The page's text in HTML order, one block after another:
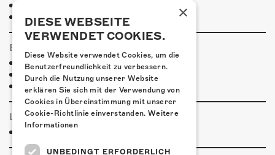
Weitere Unterkünfte
ESSENSTIPPS
Pier 11
Restaurant Kreuz
Pittaria
LINKS & PARTNER
×
DIESE WEBSEITE
VERWENDET COOKIES.
Diese Website verwendet Cookies, um die
Benutzerfreundlichkeit zu verbessern.
Durch die Nutzung unserer Website
erklären Sie sich mit der Verwendung von
Cookies in Übereinstimmung mit unserer
Cookie-Richtlinie einverstanden. Weitere
Informationen
UNBEDINGT ERFORDERLICH